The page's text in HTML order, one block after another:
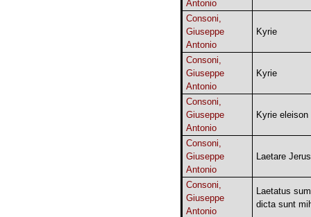
Antonio
Consoni,
Giuseppe
Antonio
Kyrie
Consoni,
Giuseppe
Antonio
Kyrie
Consoni,
Giuseppe
Antonio
Kyrie eleison
Consoni,
Giuseppe
Antonio
Laetare
Consoni,
Giuseppe
Antonio
Laetatus
dicta sunt